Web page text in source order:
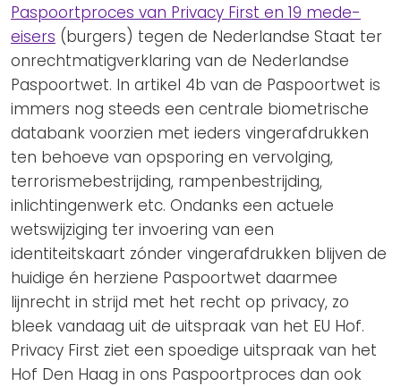
Paspoortproces van Privacy First en 19 mede-
eisers (burgers) tegen de Nederlandse Staat ter
onrechtmatigverklaring van de Nederlandse
Paspoortwet. In artikel 4b van de Paspoortwet is
immers nog steeds een centrale biometrische
databank voorzien met ieders vingerafdrukken
ten behoeve van opsporing en vervolging,
terrorismebestrijding, rampenbestrijding,
inlichtingenwerk etc. Ondanks een actuele
wetswijziging ter invoering van een
identiteitskaart zónder vingerafdrukken blijven de
huidige én herziene Paspoortwet daarmee
lijnrecht in strijd met het recht op privacy, zo
bleek vandaag uit de uitspraak van het EU Hof.
Privacy First ziet een spoedige uitspraak van het
Hof Den Haag in ons Paspoortproces dan ook